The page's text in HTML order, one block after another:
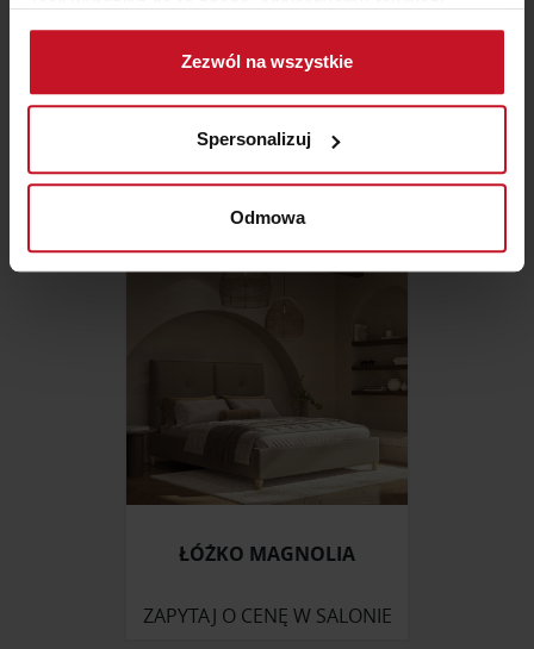
Gromadzić dane dotyczące Twojej lokalizacji
geograficznej z dokładnością nawet do kilku metrów
Identyfikować Twoje urządzenie, aktywnie
(fingerprinting, czyli wirtualny odcisk palca)
Dowiedz się więcej odnośnie tego, jak Twoje osobiste
dane są przetwarzane oraz ustaw własne preferencje w
zmienić lub wycofać swoją zgodę w dowolnej chwili.
Wykorzystujemy pliki cookie do spersonalizowania treści
analizować ruch w naszej witrynie. Informacje o tym, jak
korzystasz z naszej witryny, udostępniamy partnerom
społecznościowym, reklamowym i analitycznym.
Partnerzy mogą połączyć te informacje z innymi danymi
otrzymanymi od Ciebie lub uzyskanymi podczas
Zezwól na wszystkie
Spersonalizuj
Odmowa
REGAŁ FROST NATUREDESIGN
ZAPYTAJ O CENĘ W SALONIE
ŁÓŻKO MAGNOLIA
ZAPYTAJ O CENĘ W SALONIE